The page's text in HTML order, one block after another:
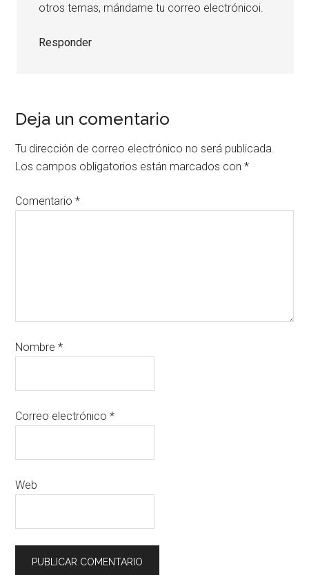
otros temas, mándame tu correo electrónicoi.
Responder
Deja un comentario
Tu dirección de correo electrónico no será publicada.
Los campos obligatorios están marcados con*
Comentario*
Nombre*
Correo electrónico*
Web